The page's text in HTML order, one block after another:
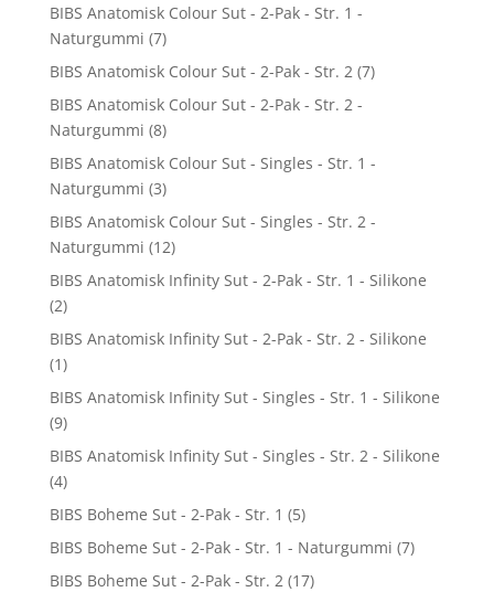
BIBS Anatomisk Colour Sut - 2-Pak - Str. 1 -
Naturgummi (7)
BIBS Anatomisk Colour Sut - 2-Pak - Str. 2 (7)
BIBS Anatomisk Colour Sut - 2-Pak - Str. 2 -
Naturgummi (8)
BIBS Anatomisk Colour Sut - Singles - Str. 1 -
Naturgummi (3)
BIBS Anatomisk Colour Sut - Singles - Str. 2 -
Naturgummi (12)
BIBS Anatomisk Infinity Sut - 2-Pak - Str. 1 - Silikone
(2)
BIBS Anatomisk Infinity Sut - 2-Pak - Str. 2 - Silikone
(1)
BIBS Anatomisk Infinity Sut - Singles - Str. 1 - Silikone
(9)
BIBS Anatomisk Infinity Sut - Singles - Str. 2 - Silikone
(4)
BIBS Boheme Sut - 2-Pak - Str. 1 (5)
BIBS Boheme Sut - 2-Pak - Str. 1 - Naturgummi (7)
BIBS Boheme Sut - 2-Pak - Str. 2 (17)